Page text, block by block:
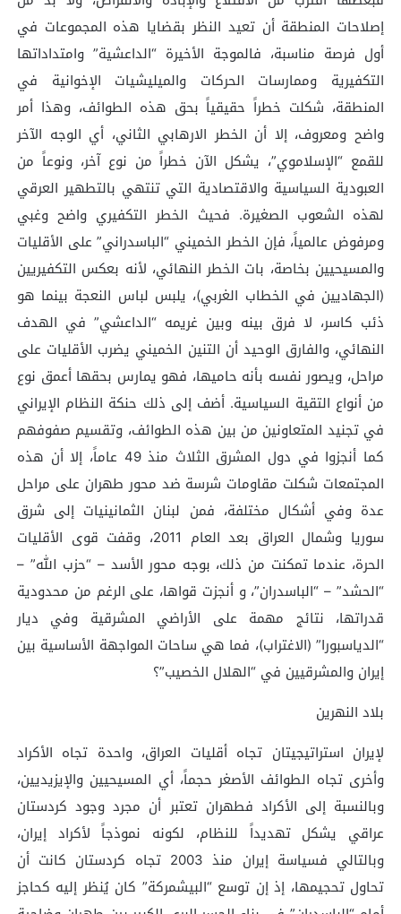
إصلاحات المنطقة أن تعيد النظر بقضايا هذه المجموعات في
أول فرصة مناسبة، فالموجة الأخيرة “الداعشية” وامتداداتها
التكفيرية وممارسات الحركات والميليشيات الإخوانية في
المنطقة، شكلت خطراً حقيقياً بحق هذه الطوائف، وهذا أمر
واضح ومعروف، إلا أن الخطر الارهابي الثاني، أي الوجه الآخر
للقمع “الإسلاموي”، يشكل الآن خطراً من نوع آخر، ونوعاً من
العبودية السياسية والاقتصادية التي تنتهي بالتطهير العرقي
لهذه الشعوب الصغيرة. فحيث الخطر التكفيري واضح وغبي
ومرفوض عالمياً، فإن الخطر الخميني “الباسدراني” على الأقليات
والمسيحيين بخاصة، بات الخطر النهائي، لأنه بعكس التكفيريين
(الجهاديين في الخطاب الغربي)، يلبس لباس النعجة بينما هو
ذئب كاسر، لا فرق بينه وبين غريمه “الداعشي” في الهدف
النهائي، والفارق الوحيد أن التنين الخميني يضرب الأقليات على
مراحل، ويصور نفسه بأنه حاميها، فهو يمارس بحقها أعمق نوع
من أنواع التقية السياسية. أضف إلى ذلك حنكة النظام الإيراني
في تجنيد المتعاونين من بين هذه الطوائف، وتقسيم صفوفهم
كما أنجزوا في دول المشرق الثلاث منذ 49 عاماً، إلا أن هذه
المجتمعات شكلت مقاومات شرسة ضد محور طهران على مراحل
عدة وفي أشكال مختلفة، فمن لبنان الثمانينيات إلى شرق
سوريا وشمال العراق بعد العام 2011، وقفت قوى الأقليات
الحرة، عندما تمكنت من ذلك، بوجه محور الأسد – “حزب الله” –
“الحشد” – “الباسدران”، و أنجزت قواها، على الرغم من محدودية
قدراتها، نتائج مهمة على الأراضي المشرقية وفي ديار
“الدياسبورا” (الاغتراب)، فما هي ساحات المواجهة الأساسية بين
إيران والمشرقيين في “الهلال الخصيب”؟
بلاد النهرين
لإيران استراتيجيتان تجاه أقليات العراق، واحدة تجاه الأكراد
وأخرى تجاه الطوائف الأصغر حجماً، أي المسيحيين والإيزيديين،
وبالنسبة إلى الأكراد فطهران تعتبر أن مجرد وجود كردستان
عراقي يشكل تهديداً للنظام، لكونه نموذجاً لأكراد إيران،
وبالتالي فسياسة إيران منذ 2003 تجاه كردستان كانت أن
تحاول تحجيمها، إذ إن توسع “البيشمركة” كان يُنظر إليه كحاجز